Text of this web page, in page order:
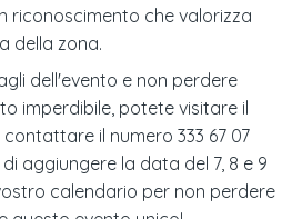
riconoscimento che valorizza
della zona.
dell'evento e non perdere
imperdibile, potete visitare il
contattare il numero 333 67 07
aggiungere la data del 7, 8 e 9
calendario per non perdere